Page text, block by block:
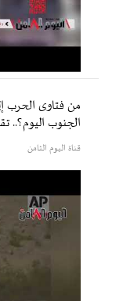
من فتاوى الحرب
الجنوب اليوم؟..
قناة اليوم الثامن